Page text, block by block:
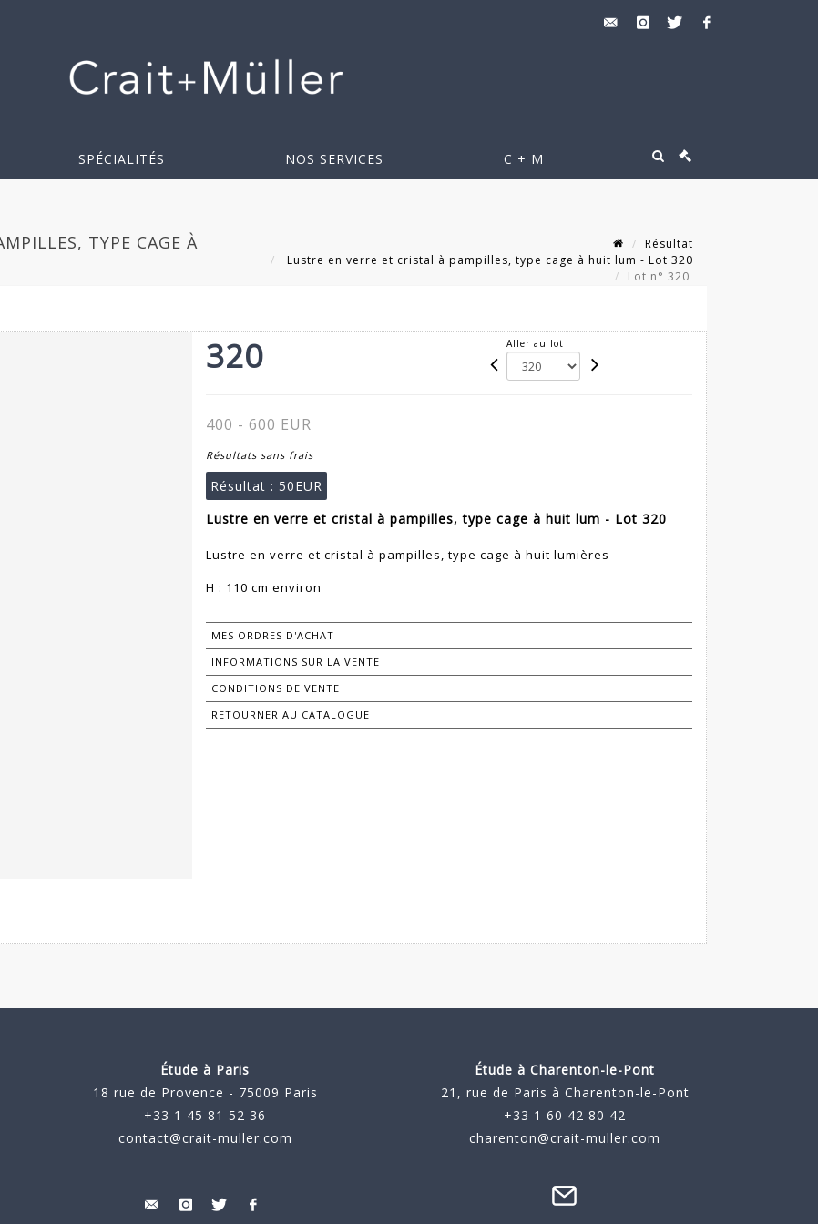
SPÉCIALITÉS NOS SERVICES C + M
TYPE CAGE À
Résultat
Lustre en verre et cristal à pampilles, type cage à huit lum - Lot 320
Lot n° 320
320 Aller au lot
400 - 600 EUR
Résultats sans frais
Résultat : 50EUR
Lustre en verre et cristal à pampilles, type cage à huit lum - Lot 320
Lustre en verre et cristal à pampilles, type cage à huit lumières
H : 110 cm environ
MES ORDRES D'ACHAT
INFORMATIONS SUR LA VENTE
CONDITIONS DE VENTE
RETOURNER AU CATALOGUE
Étude à Paris
18 rue de Provence - 75009 Paris
+33 1 45 81 52 36
contact@crait-muller.com
Étude àCharenton-le-Pont
21, rue de Paris à Charenton-le-Pont
+33 1 60 42 80 42
charenton@crait-muller.com